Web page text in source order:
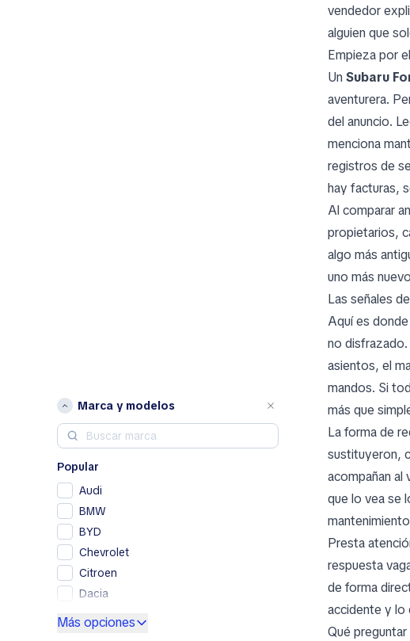
Marca y modelos
Popular
Audi
BMW
BYD
Chevrolet
Citroen
Dacia
Más opciones
vendedor
alguien que
Empieza por
Un Subaru
aventurera.
del anuncio.
menciona
registros de
hay facturas,
Al comparar
propietarios,
algo más
uno más
Las señales
Aquí es
no
asientos, el
mandos. Si
más que
La forma de
sustituyeron,
acompañan al
que lo vea se
Presta
respuesta
de forma
accidente y lo
Qué